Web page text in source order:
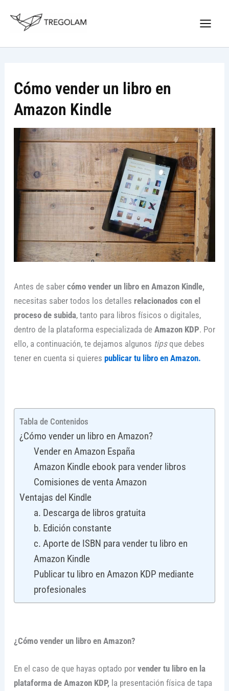
Cómo vender un libro en
Amazon Kindle
Antes de saber cómo vender un libro en Amazon Kindle,
necesitas saber todos los detalles relacionados con el
proceso de subida, tanto para libros físicos o digitales,
dentro de la plataforma especializada de Amazon KDP. Por
ello, a continuación, te dejamos algunos tipsque debes
tener en cuenta si quieres publicar tu libro en Amazon.
Tabla de Contenidos
¿Cómo vender un libro en Amazon?
Vender en Amazon España
Amazon Kindle ebook para vender libros
Comisiones de venta Amazon
Ventajas del Kindle
a. Descarga de libros gratuita
b. Edición constante
c. Aporte de ISBN para vender tu libro en
Amazon Kindle
Publicar tu libro en Amazon KDP mediante
profesionales
¿Cómo vender un libro en Amazon?
En el caso de que hayas optado por vender tu libro en la
plataforma de Amazon KDP,la presentación física de tapa